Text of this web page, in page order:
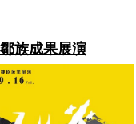
MATA獎-競賽紀實